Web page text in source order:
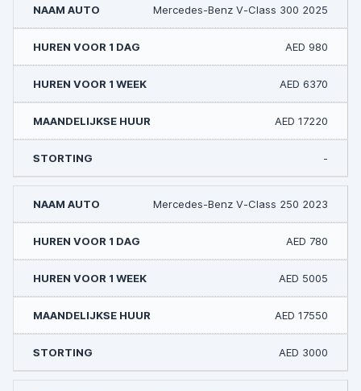
Mercedes-Benz V-Class 300 2025
AED 980
AED 6370
AED 17220
-
Mercedes-Benz V-Class 250 2023
AED 780
AED 5005
AED 17550
AED 3000